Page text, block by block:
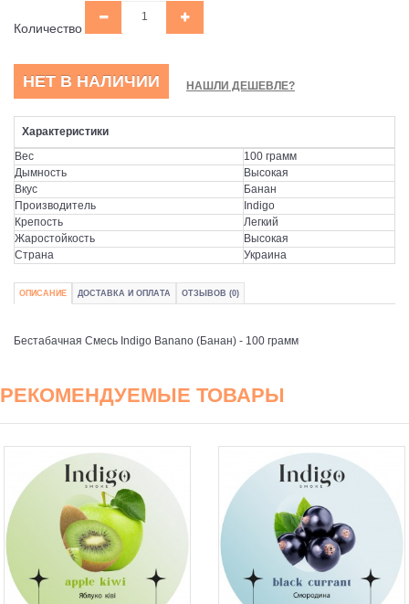
Количество
НЕТ В НАЛИЧИИ НАШЛИ ДЕШЕВЛЕ?
Характеристики
Вес
100 грамм
Дымность
Высокая
Вкус
Банан
Производитель
Indigo
Крепость
Легкий
Жаростойкость
Высокая
Страна
Украина
ОПИСАНИЕ ДОСТАВКА И ОПЛАТА ОТЗЫВОВ (0)
Бестабачная Смесь Indigo Banano (Банан) - 100 грамм
РЕКОМЕНДУЕМЫЕ ТОВАРЫ